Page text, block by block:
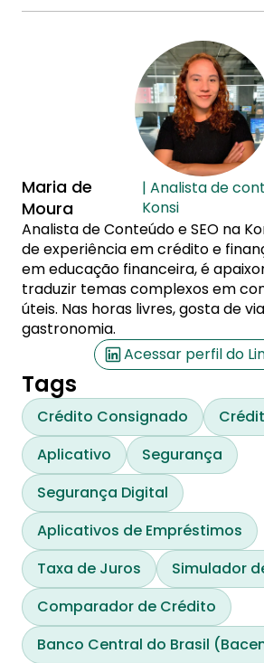
Maria de
Moura
| Analista de
Konsi
Analista de Conteúdo e SEO na
de experiência em crédito e
em educação financeira, é
traduzir temas complexos em
úteis. Nas horas livres, gosta de
gastronomia.
Acessar perfil do
Tags
Crédito Consignado
Aplicativo
Segurança
Segurança Digital
Aplicativos de Empréstimos
Taxa de Juros
Simulador
Comparador de Crédito
Banco Central do Brasil